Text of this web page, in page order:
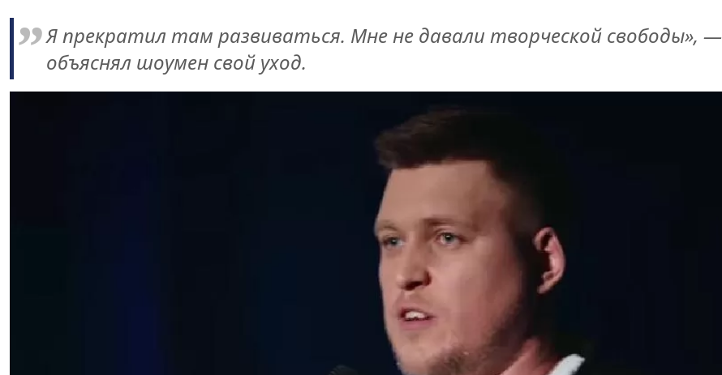
Я прекратил там развиваться. Мне не давали творческой свободы», —
объяснял шоумен свой уход.